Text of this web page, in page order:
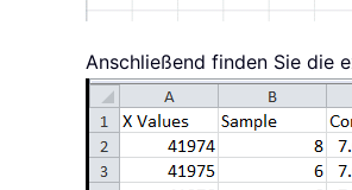
Anschließend finden Sie die